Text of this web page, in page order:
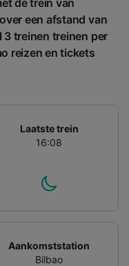
een afstand van
3 treinen treinen per
reizen en tickets
Laatste trein
16:08
Aankomststation
Bilbao
invloed op
worden niet
hebt
gebruiken. De
ter
en
en